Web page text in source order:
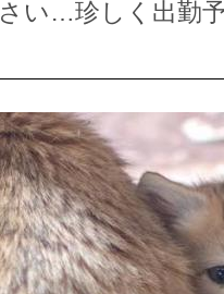
さい…珍しく出勤